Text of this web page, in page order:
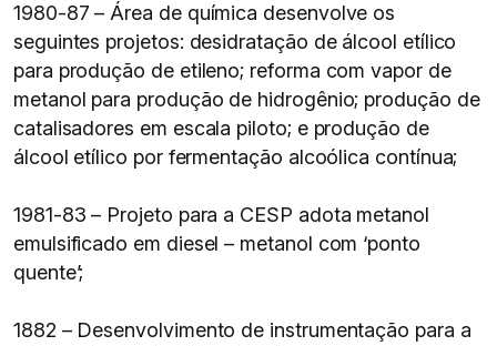
1980-87 – Área de química desenvolve os
seguintes projetos: desidratação de álcool etílico
para produção de etileno; reforma com vapor de
metanol para produção de hidrogênio; produção de
catalisadores em escala piloto; e produção de
álcool etílico por fermentação alcoólica contínua;
1981-83 – Projeto para a CESP adota metanol
emulsificado em diesel – metanol com ‘ponto
quente’;
1882 – Desenvolvimento de instrumentação para a